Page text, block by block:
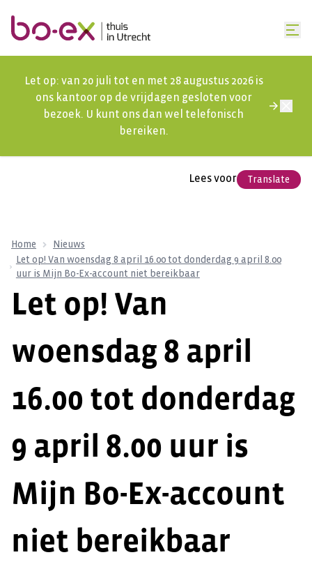
Let op: van 20 juli tot en met 28 augustus 2026 is
ons kantoor op de vrijdagen gesloten voor
bezoek. U kunt ons dan wel telefonisch
bereiken.
Lees voor Translate
Home
Nieuws
Let op! Van woensdag 8 april 16.00 tot donderdag 9 april 8.00
uur is Mijn Bo-Ex-account niet bereikbaar
Let op! Van
woensdag 8 april
16.00 tot donderdag
9 april 8.00 uur is
Mijn Bo-Ex-account
niet bereikbaar